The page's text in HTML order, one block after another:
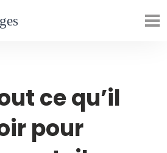
ce qu’il
pour